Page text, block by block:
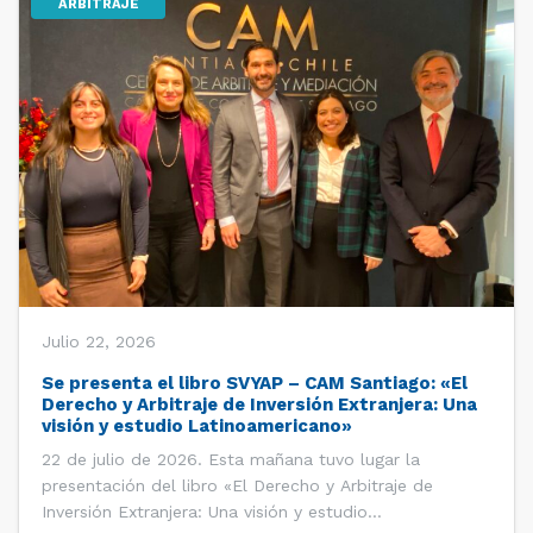
ARBITRAJE
Julio 22, 2026
Se presenta el libro SVYAP – CAM Santiago: «El
Derecho y Arbitraje de Inversión Extranjera: Una
visión y estudio Latinoamericano»
22 de julio de 2026. Esta mañana tuvo lugar la
presentación del libro «El Derecho y Arbitraje de
Inversión Extranjera: Una visión y estudio